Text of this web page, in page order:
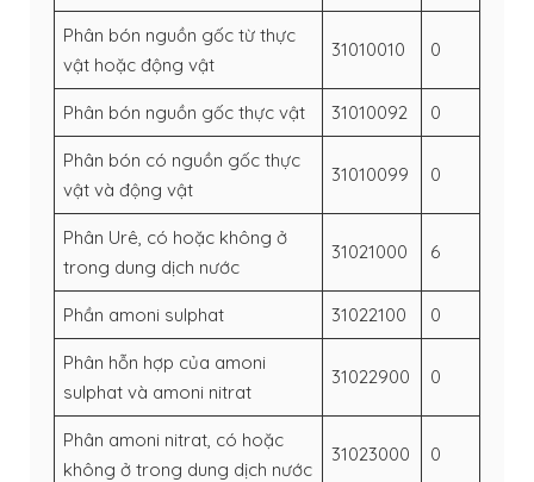
Phân bón nguồn gốc từ thực
vật hoặc động vật
31010010 0
Phân bón nguồn gốc thực vật 31010092 0
Phân bón có nguồn gốc thực
vật và động vật
31010099 0
Phân Urê, có hoặc không ở
trong dung dịch nước
31021000 6
Phần amoni sulphat 31022100 0
Phân hỗn hợp của amoni
sulphat và amoni nitrat
31022900 0
Phân amoni nitrat, có hoặc
không ở trong dung dịch nước
31023000 0